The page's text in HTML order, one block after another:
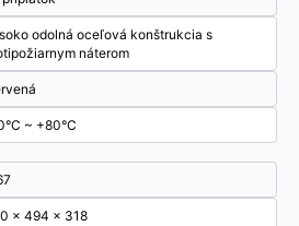
odolná oceľová konštrukcia s
náterom
~ +80°C
x 494 x 318